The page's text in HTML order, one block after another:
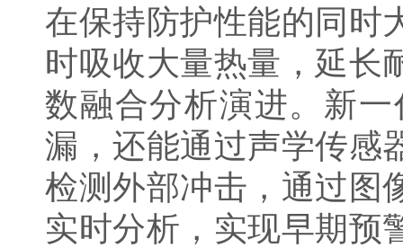
在保持防护性能的同时
时吸收大量热量，延长
数融合分析演进。新
漏，还能通过声学传感
检测外部冲击，通过图
实时分析，实现早期预